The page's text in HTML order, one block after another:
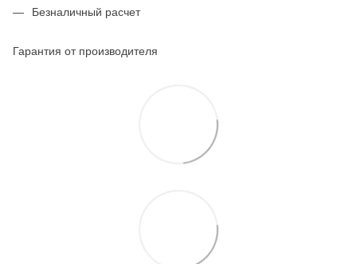
Безналичный расчет
Гарантия от производителя